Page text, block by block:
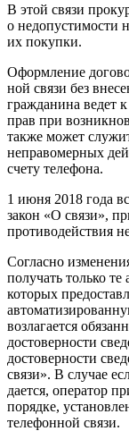
В этой связи
о недопустимости
их по­купки.
Оформление
ной связи без
гражданина ведет
прав при
также может
неправомерных
счету телефона.
1 июня 2018 года
закон «О связи»,
противодействия
Согласно
получать только
которых
воз­лагается
достоверности
достоверности
связи». В случае
дается, оператор
порядке,
телефонной связи.